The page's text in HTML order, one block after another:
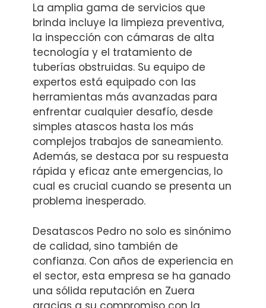
La amplia gama de servicios que
brinda incluye la limpieza preventiva,
la inspección con cámaras de alta
tecnología y el tratamiento de
tuberías obstruidas. Su equipo de
expertos está equipado con las
herramientas más avanzadas para
enfrentar cualquier desafío, desde
simples atascos hasta los más
complejos trabajos de saneamiento.
Además, se destaca por su respuesta
rápida y eficaz ante emergencias, lo
cual es crucial cuando se presenta un
problema inesperado.
Desatascos Pedro no solo es sinónimo
de calidad, sino también de
confianza. Con años de experiencia en
el sector, esta empresa se ha ganado
una sólida reputación en Zuera